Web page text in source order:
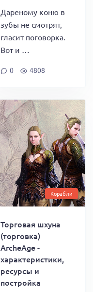
Дареному коню в
зубы не смотрят,
гласит поговорка.
Вот и …
0 4808
Корабли
Торговая шхуна
(торговка)
ArcheAge -
характеристики,
ресурсы и
постройка